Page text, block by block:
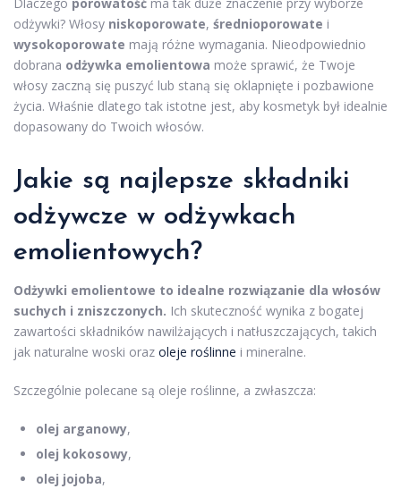
Dlaczego porowatość ma tak duże znaczenie przy wyborze
odżywki? Włosy niskoporowate, średnioporowate i
wysokoporowate mają różne wymagania. Nieodpowiednio
dobrana odżywka emolientowa może sprawić, że Twoje
włosy zaczną się puszyć lub staną się oklapnięte i pozbawione
życia. Właśnie dlatego tak istotne jest, aby kosmetyk był idealnie
dopasowany do Twoich włosów.
Jakie są najlepsze składniki
odżywcze w odżywkach
emolientowych?
Odżywki emolientowe to idealne rozwiązanie dla włosów
suchych i zniszczonych. Ich skuteczność wynika z bogatej
zawartości składników nawilżających i natłuszczających, takich
jak naturalne woski oraz oleje roślinne i mineralne.
Szczególnie polecane są oleje roślinne, a zwłaszcza:
olej arganowy,
olej kokosowy,
olej jojoba,